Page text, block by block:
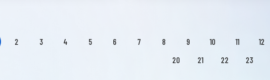
2 3 4 5 6 7 8 9 10 11 12
20
21 22 23